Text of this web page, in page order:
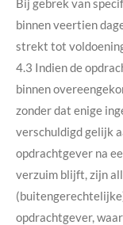
Bij gebrek van
binnen veertien
strekt tot
4.3 Indien de
binnen
zonder dat enige
verschuldigd gelijk
opdrachtgever na
verzuim blijft, zijn
opdrachtgever,